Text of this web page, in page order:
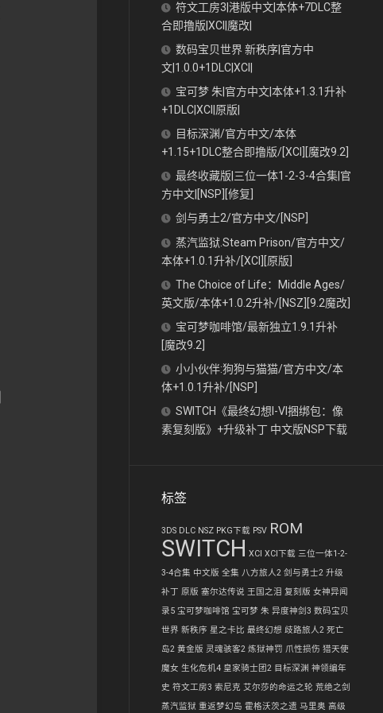
符文工房3|港版中文|本体+7DLC整
合即撸版|XCI|魔改|
数码宝贝世界 新秩序|官方中
文|1.0.0+1DLC|XCI|
宝可梦 朱|官方中文|本体+1.3.1升补
+1DLC|XCI|原版|
目标深渊/官方中文/本体
+1.15+1DLC整合即撸版/[XCI][魔改9.2]
最终收藏版|三位一体1-2-3-4合集|官
方中文|[NSP][修复]
剑与勇士2/官方中文/[NSP]
蒸汽监狱.Steam Prison/官方中文/
本体+1.0.1升补/[XCI][原版]
The Choice of Life：Middle Ages/
英文版/本体+1.0.2升补/[NSZ][9.2魔改]
宝可梦咖啡馆/最新独立1.9.1升补
[魔改9.2]
小小伙伴:狗狗与猫猫/官方中文/本
体+1.0.1升补/[NSP]
SWITCH《最终幻想I-VI捆绑包：像
素复刻版》+升级补丁 中文版NSP下载
标签
3DS DLC NSZ PKG下载 PSV ROM
SWITCH XCI XCI下载 三位一体1-2-
3-4合集 中文版 全集 八方旅人2 剑与勇士2 升级
补丁 原版 塞尔达传说 王国之泪 复刻版 女神异闻
录5 宝可梦咖啡馆 宝可梦 朱 异度神剑3 数码宝贝
世界 新秩序 星之卡比 最终幻想 歧路旅人2 死亡
岛2 黄金版 灵魂骇客2 炼狱神罚 爪性损伤 猎天使
魔女 生化危机4 皇家骑士团2 目标深渊 神领编年
史 符文工房3 索尼克 艾尔莎的命运之轮 荒绝之剑
蒸汽监狱 重返梦幻岛 霍格沃茨之遗 马里奥 高级